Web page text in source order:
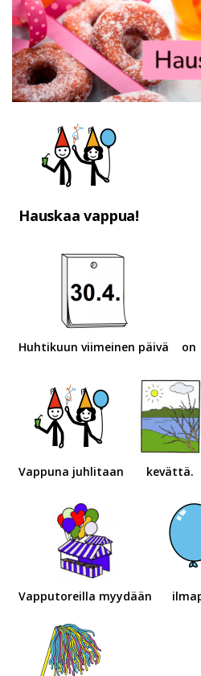
Hauskaa vappua!
Huhtikuun viimeinen päivä on
Vappuna juhlitaan kevättä.
Vapputoreilla myydään